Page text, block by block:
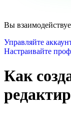
Вы
Управляйте
Настраивайте
Как